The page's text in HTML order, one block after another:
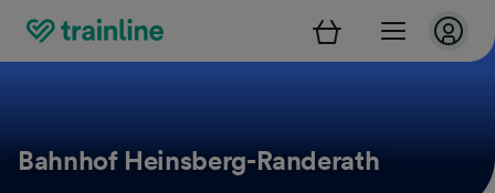
Bahnhof Heinsberg-Randerath